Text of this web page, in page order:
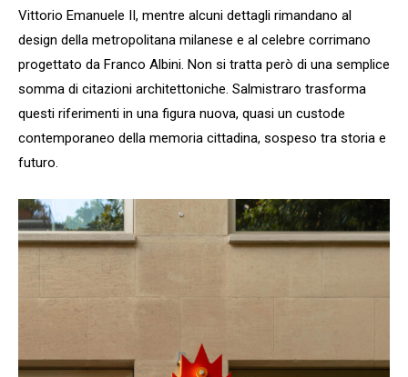
Vittorio Emanuele II, mentre alcuni dettagli rimandano al
design della metropolitana milanese e al celebre corrimano
progettato da Franco Albini. Non si tratta però di una semplice
somma di citazioni architettoniche. Salmistraro trasforma
questi riferimenti in una figura nuova, quasi un custode
contemporaneo della memoria cittadina, sospeso tra storia e
futuro.